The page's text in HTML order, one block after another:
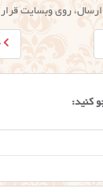
ارسال، روی وبسایت
کنید: